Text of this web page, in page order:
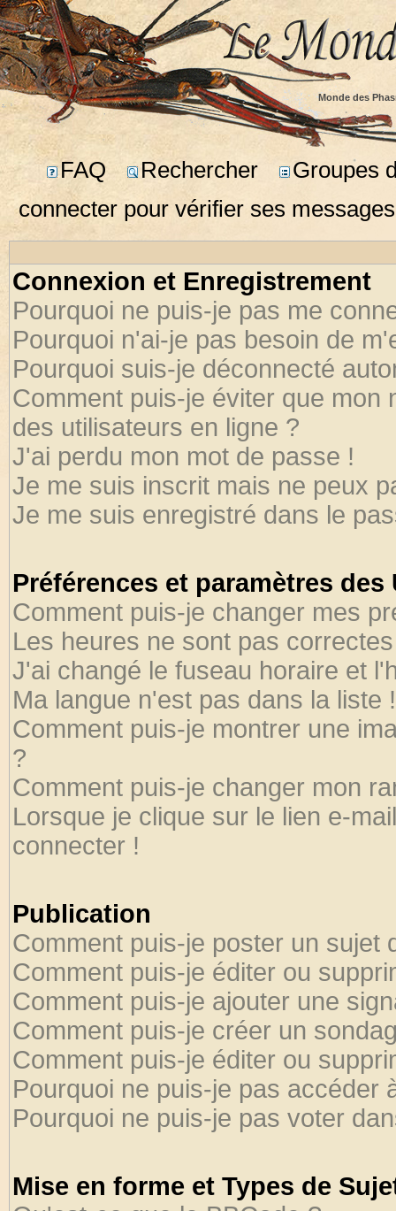
Monde des
FAQ Rechercher
Groupes
connecter pour vérifier ses
Connexion et Enregistrement
Pourquoi ne puis-je pas me
Pourquoi n'ai-je pas besoin de
Pourquoi suis-je déconnecté
Comment puis-je éviter que mon
des utilisateurs en ligne ?
J'ai perdu mon mot de passe !
Je me suis inscrit mais ne peux
Je me suis enregistré dans le
Préférences et paramètres
Comment puis-je changer mes
Les heures ne sont pas
J'ai changé le fuseau horaire et
Ma langue n'est pas dans la liste !
Comment puis-je montrer une
?
Comment puis-je changer mon
Lorsque je clique sur le lien e-
connecter !
Publication
Comment puis-je poster un sujet
Comment puis-je éditer ou
Comment puis-je ajouter une
Comment puis-je créer un
Comment puis-je éditer ou
Pourquoi ne puis-je pas accéder
Pourquoi ne puis-je pas voter
Mise en forme et Types de